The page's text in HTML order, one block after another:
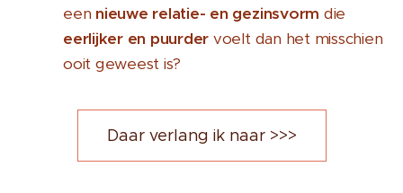
een nieuwe relatie- en gezinsvorm die
eerlijker en puurder voelt dan het misschien
ooit geweest is?
Daar verlang ik naar >>>